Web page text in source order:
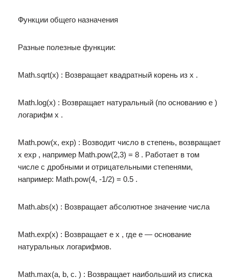
Функции общего назначения
Разные полезные функции:
Math.sqrt(x) : Возвращает квадратный корень из x .
Math.log(x) : Возвращает натуральный (по основанию e )
логарифм x .
Math.pow(x, exp) : Возводит число в степень, возвращает
x exp , например Math.pow(2,3) = 8 . Работает в том
числе с дробными и отрицательными степенями,
например: Math.pow(4, -1/2) = 0.5 .
Math.abs(x) : Возвращает абсолютное значение числа
Math.exp(x) : Возвращает e x , где e — основание
натуральных логарифмов.
Math.max(a, b, c. ) : Возвращает наибольший из списка